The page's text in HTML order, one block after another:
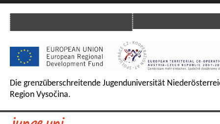
Die grenzüberschreitende Jugenduniversität
Region Vysočina.